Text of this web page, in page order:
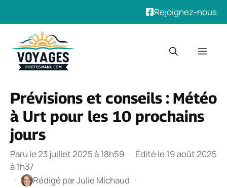
Rejoignez-nous
contenu
Prévisions et conseils : Météo
à Urt pour les 10 prochains
jours
Paru le 23 juillet 2025 à 18h59 · Édité le 19 août 2025
à 1h37
·
Rédigé parJulie Michaud ·